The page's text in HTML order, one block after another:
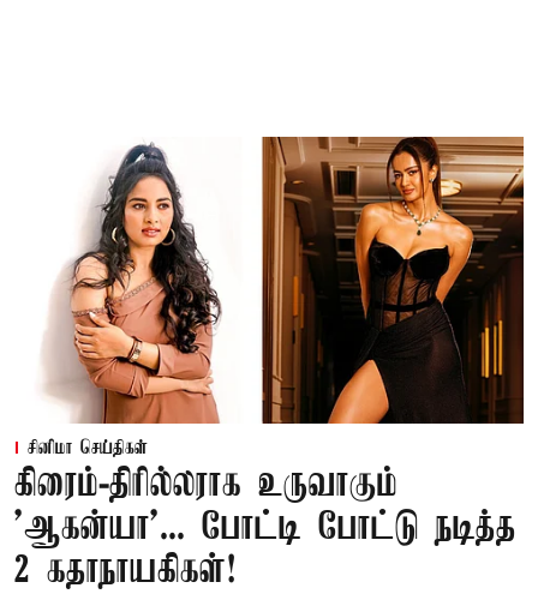
சினிமா செய்திகள்
கிரைம்-திரில்லராக உருவாகும்
'ஆகன்யா'... போட்டி போட்டு நடித்த
2 கதாநாயகிகள்!